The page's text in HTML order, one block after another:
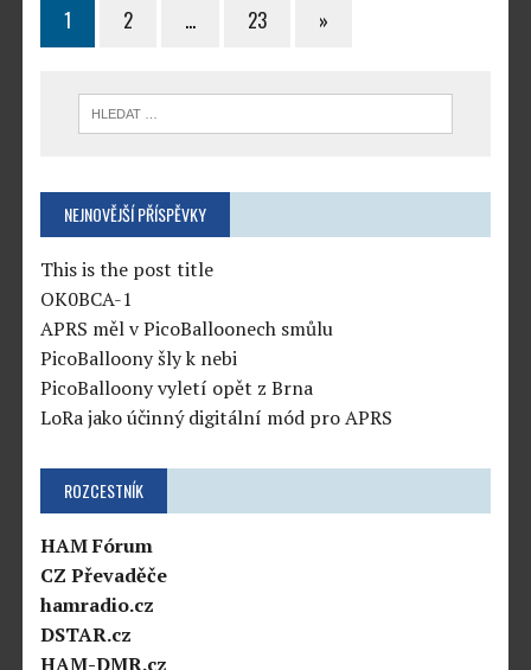
1 2 … 23 »
NEJNOVĚJŠÍ PŘÍSPĚVKY
This is the post title
OK0BCA-1
APRS měl v PicoBalloonech smůlu
PicoBalloony šly k nebi
PicoBalloony vyletí opět z Brna
LoRa jako účinný digitální mód pro APRS
ROZCESTNÍK
HAM Fórum
CZ Převaděče
hamradio.cz
DSTAR.cz
HAM-DMR.cz